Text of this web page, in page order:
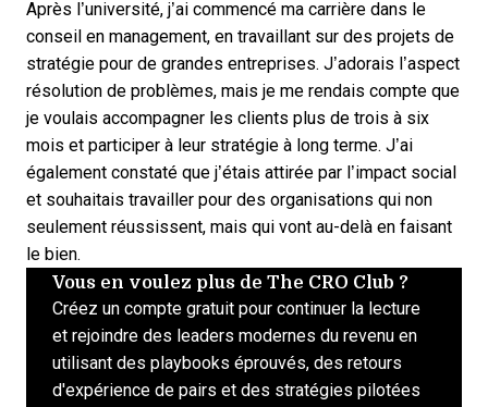
Après l’université, j’ai commencé ma carrière dans le
conseil en management, en travaillant sur des projets de
stratégie pour de grandes entreprises. J’adorais l’aspect
résolution de problèmes, mais je me rendais compte que
je voulais accompagner les clients plus de trois à six
mois et participer à leur stratégie à long terme. J’ai
également constaté que j’étais attirée par l’impact social
et souhaitais travailler pour des organisations qui non
seulement réussissent, mais qui vont au-delà en faisant
le bien.
Vous en voulez plus de The CRO Club ?
Créez un compte gratuit pour continuer la lecture
et rejoindre des leaders modernes du revenu en
utilisant des playbooks éprouvés, des retours
d'expérience de pairs et des stratégies pilotées